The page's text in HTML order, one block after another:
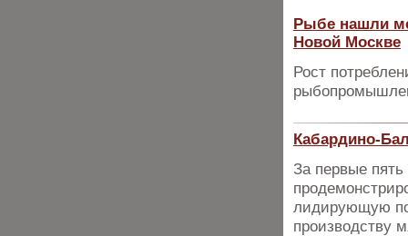
Рыбе нашли
Новой Москве
Рост
Кабардино-
За первые
лидирующую
производству